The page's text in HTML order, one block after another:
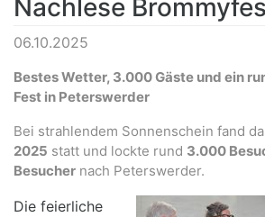
Nachlese
06.10.2025
Bestes Wetter, 3.000 Gäste und ein
Fest in Peterswerder
Bei strahlendem Sonnenschein fand
2025 statt und lockte rund 3.000
Besucher nach Peterswerder.
Die feierliche